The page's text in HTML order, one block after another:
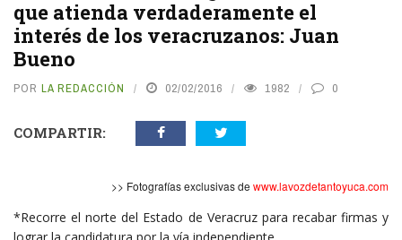
que atienda verdaderamente el
interés de los veracruzanos: Juan
Bueno
POR LA REDACCIÓN 02/02/2016 1982 0
COMPARTIR:
>> Fotografías exclusivas de www.lavozdetantoyuca.com
*Recorre el norte del Estado de Veracruz para recabar firmas y